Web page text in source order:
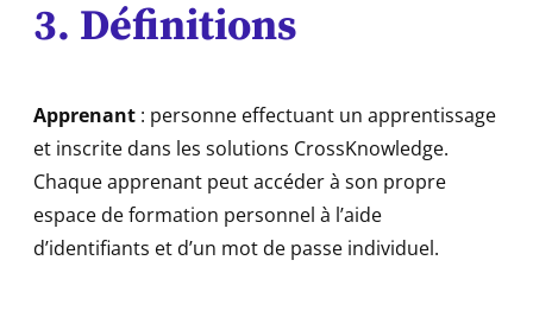
3. Définitions
Apprenant : personne effectuant un apprentissage
et inscrite dans les solutions CrossKnowledge.
Chaque apprenant peut accéder à son propre
espace de formation personnel à l’aide
d’identifiants et d’un mot de passe individuel.